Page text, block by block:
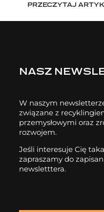
PRZECZYTAJ
NASZ
W naszym
związane z
przemysłowymi oraz
rozwojem.
Jeśli interesuje Cię
zapraszamy do
newsletttera.